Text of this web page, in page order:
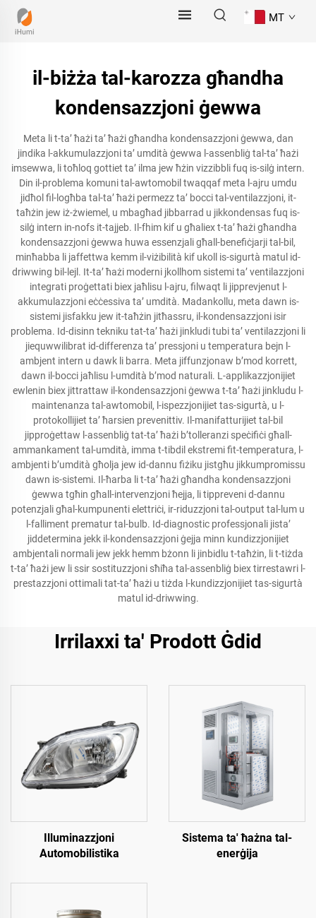
MT
il-biżża tal-karozza għandha
kondensazzjoni ġewwa
Meta li t-ta’ ħażi ta’ ħażi għandha kondensazzjoni ġewwa, dan
jindika l-akkumulazzjoni ta’ umdità ġewwa l-assenbliġ tal-ta’ ħażi
imsewwa, li toħloq gottiet ta’ ilma jew ħżin vizzibbli fuq is-silġ intern.
Din il-problema komuni tal-awtomobil twaqqaf meta l-ajru umdu
jidħol fil-logħba tal-ta’ ħażi permezz ta’ bocci tal-ventilazzjoni, it-
taħżin jew iż-żwiemel, u mbagħad jibbarrad u jikkondensas fuq is-
silġ intern in-nofs it-tajjeb. Il-fhim kif u għaliex t-ta’ ħażi għandha
kondensazzjoni ġewwa huwa essenzjali għall-benefiċjarji tal-bil,
minħabba li jaffettwa kemm il-viżibilità kif ukoll is-sigurtà matul id-
driwwing bil-lejl. It-ta’ ħażi moderni jkollhom sistemi ta’ ventilazzjoni
integrati proġettati biex jaħlisu l-ajru, filwaqt li jipprevjenut l-
akkumulazzjoni eċċessiva ta’ umdità. Madankollu, meta dawn is-
sistemi jisfakku jew it-taħżin jitħassru, il-kondensazzjoni isir
problema. Id-disinn tekniku tat-ta’ ħażi jinkludi tubi ta’ ventilazzjoni li
jiequwwilibrat id-differenza ta’ pressjoni u temperatura bejn l-
ambjent intern u dawk li barra. Meta jiffunzjonaw b’mod korrett,
dawn il-bocci jaħlisu l-umdità b’mod naturali. L-applikazzjonijiet
ewlenin biex jittrattaw il-kondensazzjoni ġewwa t-ta’ ħażi jinkludu l-
maintenanza tal-awtomobil, l-ispezzjonijiet tas-sigurtà, u l-
protokollijiet ta’ ħarsien prevenittiv. Il-manifatturijiet tal-bil
jipproġettaw l-assenbliġ tat-ta’ ħażi b’tolleranzi speċifiċi għall-
ammankament tal-umdità, imma t-tibdil ekstremi fit-temperatura, l-
ambjenti b’umdità għolja jew id-dannu fiżiku jistgħu jikkumpromissu
dawn is-sistemi. Il-ħarba li t-ta’ ħażi għandha kondensazzjoni
ġewwa tgħin għall-intervenzjoni ħejja, li tippreveni d-dannu
potenzjali għal-kumpunenti elettriċi, ir-riduzzjoni tal-output tal-lum u
l-falliment prematur tal-bulb. Id-diagnostic professjonali jista’
jiddetermina jekk il-kondensazzjoni ġejja minn kundizzjonijiet
ambjentali normali jew jekk hemm bżonn li jinbidlu t-taħżin, li t-tiżda
t-ta’ ħażi jew li ssir sostituzzjoni sħiħa tal-assenbliġ biex tirrestawri l-
prestazzjoni ottimali tat-ta’ ħażi u tiżda l-kundizzjonijiet tas-sigurtà
matul id-driwwing.
Irrilaxxi ta' Prodott Ġdid
Illuminazzjoni
Automobilistika
Sistema ta' ħażna tal-
enerġija